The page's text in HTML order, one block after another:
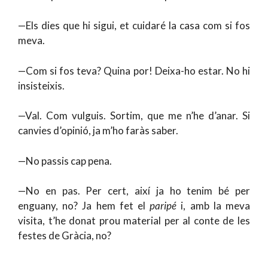
—Els dies que hi sigui, et cuidaré la casa com si fos
meva.
—Com si fos teva? Quina por! Deixa-ho estar. No hi
insisteixis.
—Val. Com vulguis. Sortim, que me n’he d’anar. Si
canvies d’opinió, ja m’ho faràs saber.
—No passis cap pena.
—No en pas. Per cert, així ja ho tenim bé per
enguany, no? Ja hem fet elparipé i, amb la meva
visita, t’he donat prou material per al conte de les
festes de Gràcia, no?